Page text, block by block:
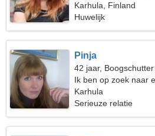
Karhula, Finland
Huwelijk
Pinja
42 jaar, Boogschutter
Ik ben op zoek naar
een wandeling
Karhula
Serieuze relatie